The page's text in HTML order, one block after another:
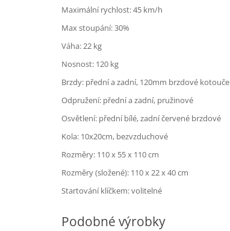
Maximální rychlost: 45 km/h
Max stoupání: 30%
Váha: 22 kg
Nosnost: 120 kg
Brzdy: přední a zadní, 120mm brzdové kotouče
Odpružení: přední a zadní, pružinové
Osvětlení: přední bílé, zadní červené brzdové
Kola: 10x20cm, bezvzduchové
Rozměry: 110 x 55 x 110 cm
Rozměry (složené): 110 x 22 x 40 cm
Startování klíčkem: volitelné
Podobné výrobky